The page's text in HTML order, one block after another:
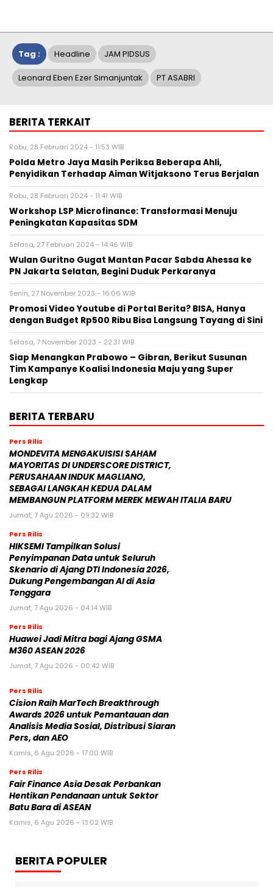
Tag : Headline JAM PIDSUS
Leonard Eben Ezer Simanjuntak PT ASABRI
BERITA TERKAIT
Rabu, 28 Februari 2024 - 11:53 WIB
Polda Metro Jaya Masih Periksa Beberapa Ahli,
Penyidikan Terhadap Aiman Witjaksono Terus Berjalan
Rabu, 28 Februari 2024 - 11:41 WIB
Workshop LSP Microfinance: Transformasi Menuju
Peningkatan Kapasitas SDM
Selasa, 27 Februari 2024 - 14:46 WIB
Wulan Guritno Gugat Mantan Pacar Sabda Ahessa ke
PN Jakarta Selatan, Begini Duduk Perkaranya
Senin, 27 November 2023 - 16:06 WIB
Promosi Video Youtube di Portal Berita? BISA, Hanya
dengan Budget Rp500 Ribu Bisa Langsung Tayang di Sini
Selasa, 7 November 2023 - 22:31 WIB
Siap Menangkan Prabowo – Gibran, Berikut Susunan
Tim Kampanye Koalisi Indonesia Maju yang Super
Lengkap
BERITA TERBARU
Pers Rilis
MONDEVITA MENGAKUISISI SAHAM
MAYORITAS DI UNDERSCORE DISTRICT,
PERUSAHAAN INDUK MAGLIANO,
SEBAGAI LANGKAH KEDUA DALAM
MEMBANGUN PLATFORM MEREK MEWAH ITALIA BARU
Jumat, 7 Agu 2026 - 09:32 WIB
Pers Rilis
HIKSEMI Tampilkan Solusi
Penyimpanan Data untuk Seluruh
Skenario di Ajang DTI Indonesia 2026,
Dukung Pengembangan AI di Asia
Tenggara
Jumat, 7 Agu 2026 - 04:14 WIB
Pers Rilis
Huawei Jadi Mitra bagi Ajang GSMA
M360 ASEAN 2026
Jumat, 7 Agu 2026 - 00:42 WIB
Pers Rilis
Cision Raih MarTech Breakthrough
Awards 2026 untuk Pemantauan dan
Analisis Media Sosial, Distribusi Siaran
Pers, dan AEO
Kamis, 6 Agu 2026 - 17:00 WIB
Pers Rilis
Fair Finance Asia Desak Perbankan
Hentikan Pendanaan untuk Sektor
Batu Bara di ASEAN
Kamis, 6 Agu 2026 - 13:02 WIB
BERITA POPULER